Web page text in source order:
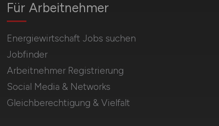
Für Arbeitnehmer
Energiewirtschaft Jobs suchen
Jobfinder
Arbeitnehmer Registrierung
Social Media & Networks
Gleichberechtigung & Vielfalt